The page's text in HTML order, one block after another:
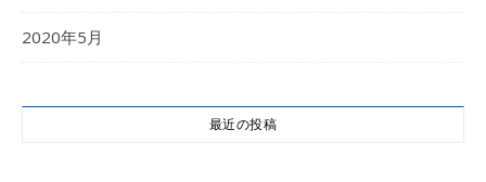
2020年5月
最近の投稿